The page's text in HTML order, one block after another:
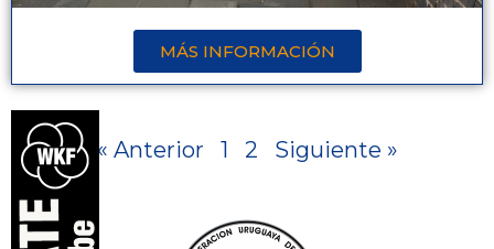
MÁS INFORMACIÓN
« Anterior 1 2 Siguiente »